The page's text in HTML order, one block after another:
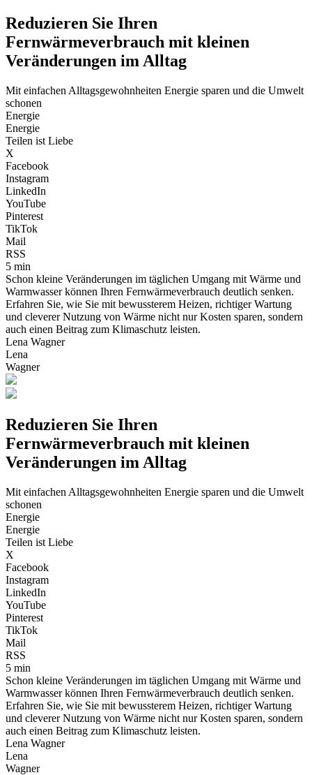
Reduzieren Sie Ihren
Fernwärmeverbrauch mit kleinen
Veränderungen im Alltag
Mit einfachen Alltagsgewohnheiten Energie sparen und die Umwelt
schonen
Energie
Energie
Teilen ist Liebe
X
Facebook
Instagram
LinkedIn
YouTube
Pinterest
TikTok
Mail
RSS
5 min
Schon kleine Veränderungen im täglichen Umgang mit Wärme und
Warmwasser können Ihren Fernwärmeverbrauch deutlich senken.
Erfahren Sie, wie Sie mit bewussterem Heizen, richtiger Wartung
und cleverer Nutzung von Wärme nicht nur Kosten sparen, sondern
auch einen Beitrag zum Klimaschutz leisten.
Lena Wagner
Lena
Wagner
Reduzieren Sie Ihren
Fernwärmeverbrauch mit kleinen
Veränderungen im Alltag
Mit einfachen Alltagsgewohnheiten Energie sparen und die Umwelt
schonen
Energie
Energie
Teilen ist Liebe
X
Facebook
Instagram
LinkedIn
YouTube
Pinterest
TikTok
Mail
RSS
5 min
Schon kleine Veränderungen im täglichen Umgang mit Wärme und
Warmwasser können Ihren Fernwärmeverbrauch deutlich senken.
Erfahren Sie, wie Sie mit bewussterem Heizen, richtiger Wartung
und cleverer Nutzung von Wärme nicht nur Kosten sparen, sondern
auch einen Beitrag zum Klimaschutz leisten.
Lena Wagner
Lena
Wagner